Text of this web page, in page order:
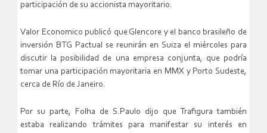
participación de su accionista mayoritario.
Valor Economico publicó que Glencore y el banco brasileño de
inversión BTG Pactual se reunirán en Suiza el miércoles para
discutir la posibilidad de una empresa conjunta, que podría
tomar una participación mayoritaria en MMX y Porto Sudeste,
cerca de Río de Janeiro.
Por su parte, Folha de S.Paulo dijo que Trafigura también
estaba realizando trámites para manifestar su interés en